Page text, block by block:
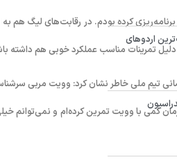
کرده بودم. در رقابت‌های لیگ هم به
دلیل تمرینات مناسب عملکرد خوبی هم داشته
تیم ملی خاطر نشان کرد: وویت مربی
کمی با وویت تمرین کرده‌ام و نمی‌توانم
اردوهای